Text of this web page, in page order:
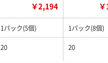
￥2,194
1パック(5個) 1パック(8個)
20 20